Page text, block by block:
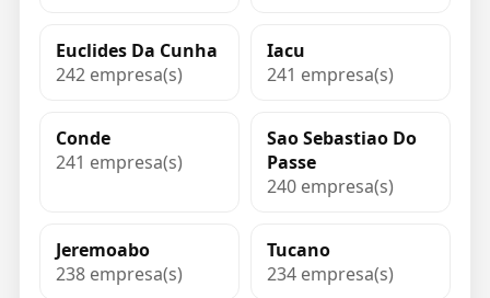
Euclides Da Cunha
242 empresa(s)
Iacu
241 empresa(s)
Conde
241 empresa(s)
Sao Sebastiao Do
Passe
240 empresa(s)
Jeremoabo
238 empresa(s)
Tucano
234 empresa(s)